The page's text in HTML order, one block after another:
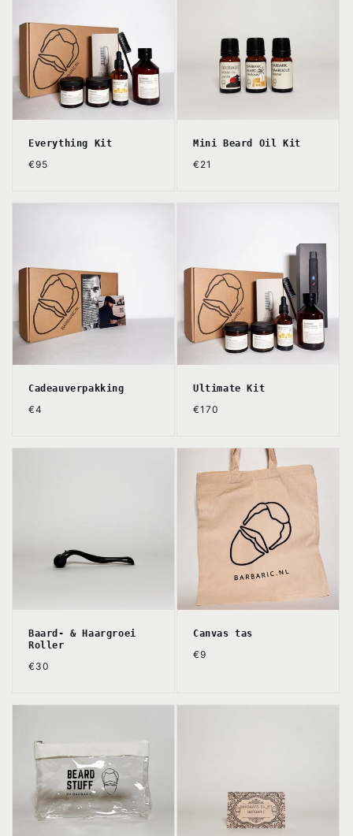
Everything Kit
Normale
€95
Mini Beard Oil Kit
Normale
€21
Cadeauverpakking
Normale
€4
Ultimate Kit
Normale
€170
Baard- & Haargroei
Roller
Normale
€30
Canvas tas
Normale
€9